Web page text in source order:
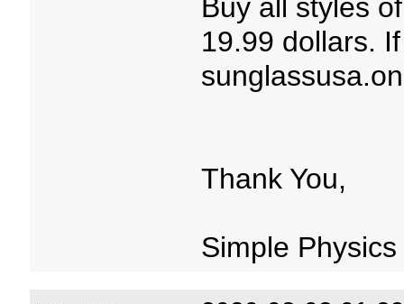
Buy all styles
19.99 dollars.
Thank You,
Simple